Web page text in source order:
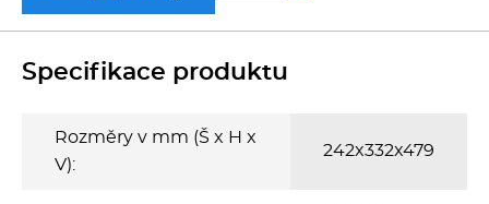
Transport, výdej a regen.
Multifunkce - speciály
Specifikace produktu
Rozměry v mm (Š x H x
V):
242x332x479